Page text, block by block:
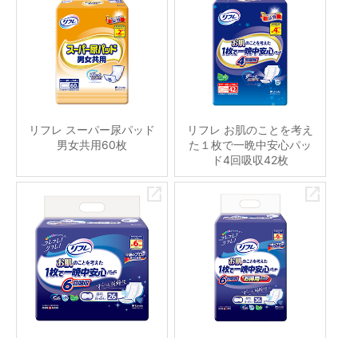
リフレ スーパー尿パッド
男女共用60枚
リフレ お肌のことを考え
た１枚で一晩中安心パッ
ド4回吸収42枚